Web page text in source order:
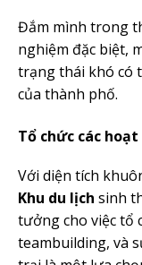
Đắm mình trong
nghiệm đặc biệt,
trạng thái khó có
của thành phố.
Tổ chức các
Với diện tích
Khu du lịch sinh
tưởng cho việc tổ
teambuilding, và